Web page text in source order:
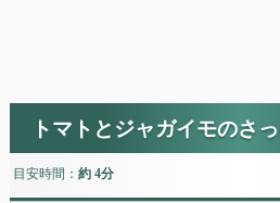
トマトとジャガイモのさ
目安時間： 約 4分